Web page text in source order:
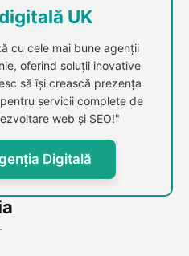
UK
cu cele mai bune agenții
oferind soluții inovative
să își crească prezența
servicii complete de
web și SEO!"
Digitală